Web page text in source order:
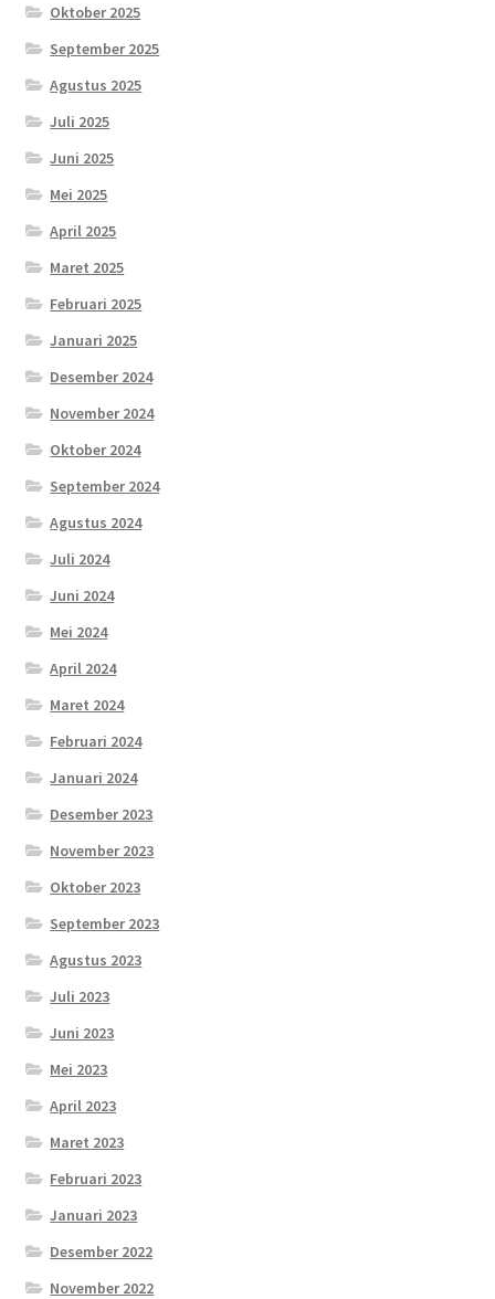
Oktober 2025
September 2025
Agustus 2025
Juli 2025
Juni 2025
Mei 2025
April 2025
Maret 2025
Februari 2025
Januari 2025
Desember 2024
November 2024
Oktober 2024
September 2024
Agustus 2024
Juli 2024
Juni 2024
Mei 2024
April 2024
Maret 2024
Februari 2024
Januari 2024
Desember 2023
November 2023
Oktober 2023
September 2023
Agustus 2023
Juli 2023
Juni 2023
Mei 2023
April 2023
Maret 2023
Februari 2023
Januari 2023
Desember 2022
November 2022